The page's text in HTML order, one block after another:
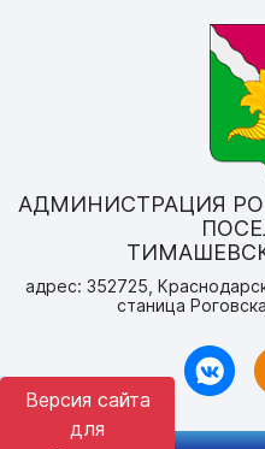
Версия сайта
для
АДМИНИСТРАЦИЯ
адрес: 352725,
станица